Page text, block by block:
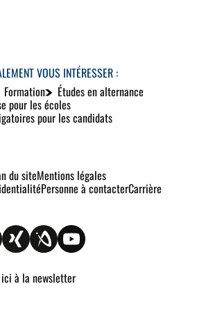
VOUS INTÉRESSER :
Formation Études en alternance
pour les écoles
pour les candidats
du siteMentions légales
Personne à contacterCarrière
à la newsletter